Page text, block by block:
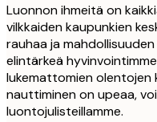
Luonnon ihmeitä on
vilkkaiden kaupunkien
rauhaa ja
elintärkeä
lukemattomien olentojen
nauttiminen on upeaa,
luontojulisteillamme.